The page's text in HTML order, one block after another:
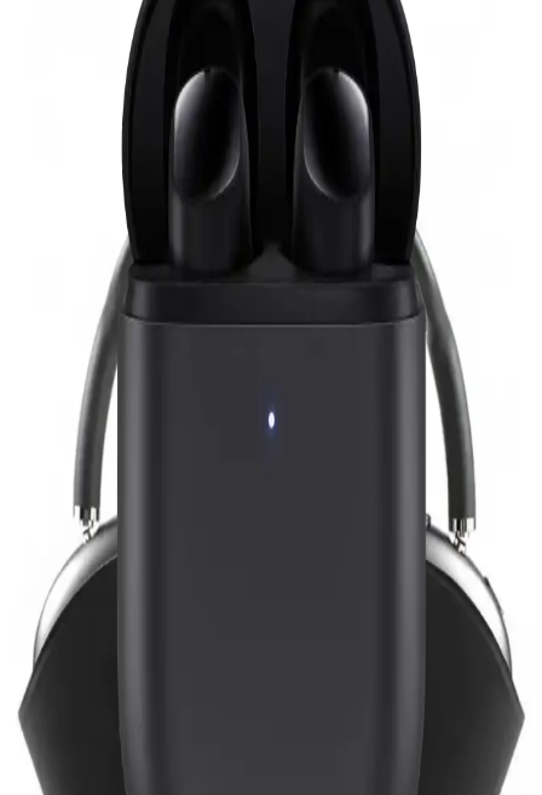
Huawei Freebuds Se 2 ve Xiaomi Redmi Buds 6 Lite
Karşılaştırması: Özellikler ve Kullanıcı Yorumları
Huawei Freebuds Se 2 ve Xiaomi Redmi Buds 6 Lite kulaklıkların
özellikleri, kullanıcı yorumları ve performans karşılaştırmasıyla en
uygun seçimi yapmanızı sağlar.
Huawei Freebuds Se 2 ve Xiaomi Redmi Buds 6
Play Karşılaştırması: Hangi Kulaklık Sizin İçin
Huawei Freebuds Se 2 ve Xiaomi Redmi Buds 6 Play'in özellikleri,
kullanıcı yorumları ve performansları karşılaştırılarak en uygun
kablosuz kulaklık seçeneği sunuluyor.
Çocuklar İçin En İyi Kablosuz Kulaklık
Karşılaştırması: CARLOTA ve Teknoloji Gelsin
Ürünleri
Çocuklar için tasarlanmış CARLOTA ve Teknoloji Gelsin
kulaklıklarının özellikleri ve kullanıcı yorumlarıyla detaylı
karşılaştırması, doğru seçim yapmanızı sağlar.
Pro 3 Kulaklıklar: Yüksek Kaliteli Ses Deneyimi İçin
En İyi Seçenekler
Pro 3 kulaklıklar, yüksek çözünürlüklü ses, gürültü engelleme ve
uzun pil ömrü ile profesyonel ve kişisel kullanımlar için ideal
seçenekler sunar.
Teknoloji Gelsin Oyuncu Kulaklığı ve Xiaomi
Redmi Buds 6 Lite Karşılaştırması